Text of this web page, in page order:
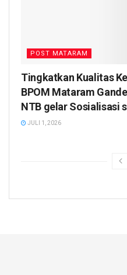
POST MATARAM
Tingkatkan Kualitas
BPOM Mataram
NTB gelar Sosialisasi
JULI 1, 2026